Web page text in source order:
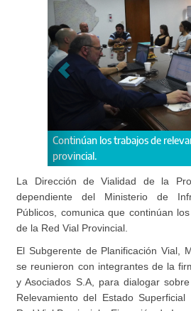
Continúan los trabajos de
provincial.
La Dirección de Vialidad de la
dependiente del Ministerio de
Públicos, comunica que continúan
de la Red Vial Provincial.
El Subgerente de Planificación Vial,
se reunieron con integrantes de la
y Asociados S.A, para dialogar
Relevamiento del Estado